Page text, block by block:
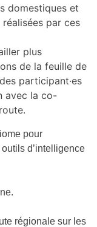
domestiques et
par ces
plus
de la feuille de
participant·es
avec la co-
pour
d’intelligence
régionale sur les